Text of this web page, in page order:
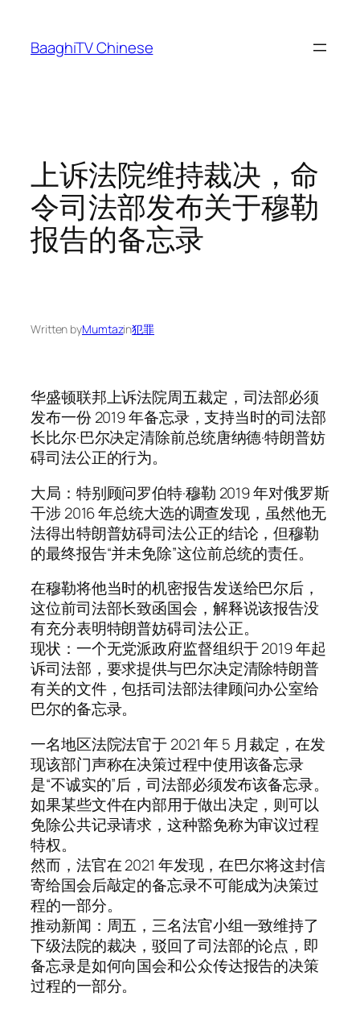
content
BaaghiTV Chinese
上诉法院维持裁决，命
令司法部发布关于穆勒
报告的备忘录
Written byMumtazin犯罪
华盛顿联邦上诉法院周五裁定，司法部必须
发布一份 2019 年备忘录，支持当时的司法部
长比尔·巴尔决定清除前总统唐纳德·特朗普妨
碍司法公正的行为。
大局：特别顾问罗伯特·穆勒 2019 年对俄罗斯
干涉 2016 年总统大选的调查发现，虽然他无
法得出特朗普妨碍司法公正的结论，但穆勒
的最终报告“并未免除”这位前总统的责任。
在穆勒将他当时的机密报告发送给巴尔后，
这位前司法部长致函国会，解释说该报告没
有充分表明特朗普妨碍司法公正。
现状：一个无党派政府监督组织于 2019 年起
诉司法部，要求提供与巴尔决定清除特朗普
有关的文件，包括司法部法律顾问办公室给
巴尔的备忘录。
一名地区法院法官于 2021 年 5 月裁定，在发
现该部门声称在决策过程中使用该备忘录
是“不诚实的”后，司法部必须发布该备忘录。
如果某些文件在内部用于做出决定，则可以
免除公共记录请求，这种豁免称为审议过程
特权。
然而，法官在 2021 年发现，在巴尔将这封信
寄给国会后敲定的备忘录不可能成为决策过
程的一部分。
推动新闻：周五，三名法官小组一致维持了
下级法院的裁决，驳回了司法部的论点，即
备忘录是如何向国会和公众传达报告的决策
过程的一部分。